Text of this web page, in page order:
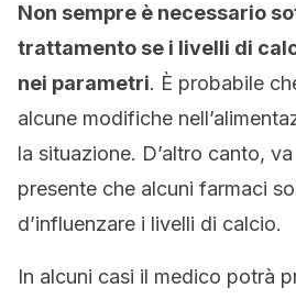
Non sempre è necessario
trattamento se i livelli di
nei parametri. È probabile
alcune modifiche
la situazione. D’altro canto,
presente che alcuni farmaci
d’influenzare i livelli di calcio.
In alcuni casi il medico potrà